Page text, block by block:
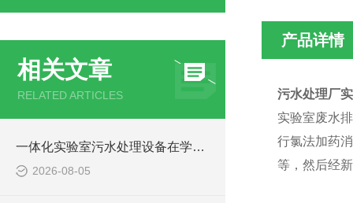
相关文章
RELATED ARTICLES
一体化实验室污水处理设备在学校化学实验室的应用
2026-08-05
产品详情
污水处理厂
实验室废水
行氯法加药
等，然后经